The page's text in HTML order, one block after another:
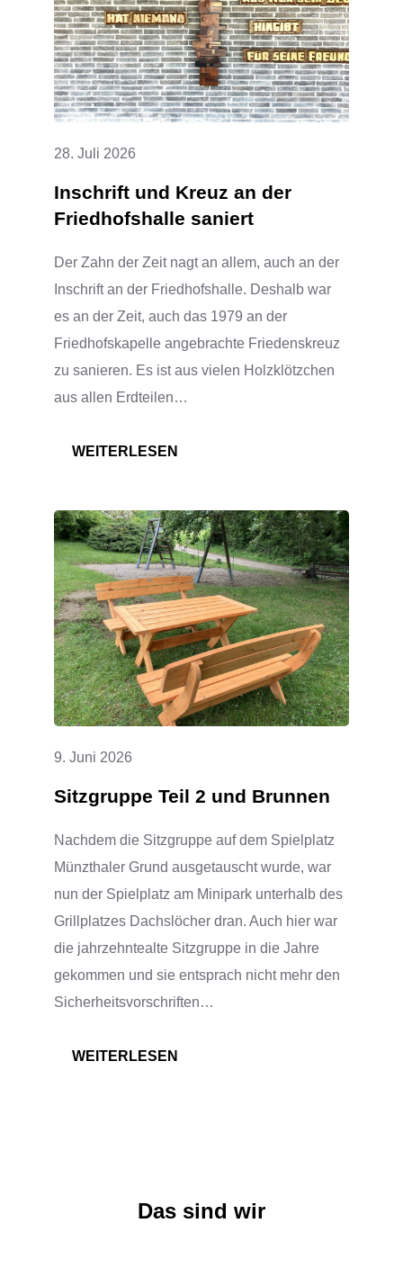
EIN
VOLLER
ERFOLG
28. Juli 2026
Inschrift und Kreuz an der
Friedhofshalle saniert
Der Zahn der Zeit nagt an allem, auch an der
Inschrift an der Friedhofshalle. Deshalb war
es an der Zeit, auch das 1979 an der
Friedhofskapelle angebrachte Friedenskreuz
zu sanieren. Es ist aus vielen Holzklötzchen
aus allen Erdteilen…
WEITERLESEN
KREUZ
AN
DER
FRIEDHOFSHALLE
SANIERT
9. Juni 2026
Sitzgruppe Teil 2 und Brunnen
Nachdem die Sitzgruppe auf dem Spielplatz
Münzthaler Grund ausgetauscht wurde, war
nun der Spielplatz am Minipark unterhalb des
Grillplatzes Dachslöcher dran. Auch hier war
die jahrzehntealte Sitzgruppe in die Jahre
gekommen und sie entsprach nicht mehr den
Sicherheitsvorschriften…
WEITERLESEN
Das sind wir